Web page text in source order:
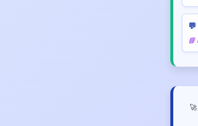
📘
🚀